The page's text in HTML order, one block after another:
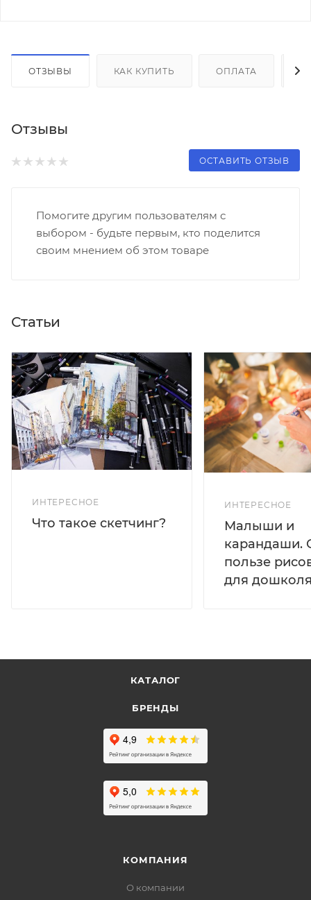
ОТЗЫВЫ КАК КУПИТЬ ОПЛАТА
Отзывы
ОСТАВИТЬ ОТЗЫВ
Помогите другим пользователям с
выбором - будьте первым, кто поделится
своим мнением об этом товаре
Статьи
ИНТЕРЕСНОЕ
Что такое скетчинг?
ИНТЕРЕСНОЕ
Малыши и
карандаши.
пользе
для
КАТАЛОГ
БРЕНДЫ
КОМПАНИЯ
О компании